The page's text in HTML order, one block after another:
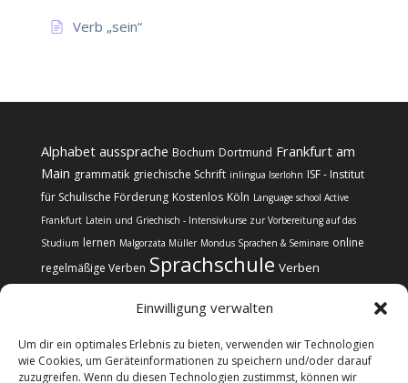
Einwilligung verwalten
Um dir ein optimales Erlebnis zu bieten, verwenden wir Technologien
wie Cookies, um Geräteinformationen zu speichern und/oder darauf
zuzugreifen. Wenn du diesen Technologien zustimmst, können wir
Verb „sein“
Alphabet aussprache Bochum Dortmund Frankfurt am
Main grammatik griechische Schrift inlingua Iserlohn ISF - Institut
für Schulische Förderung Kostenlos Köln Language school Active
Frankfurt Latein und Griechisch - Intensivkurse zur Vorbereitung auf das
Studium lernen Malgorzata Müller Mondus Sprachen & Seminare online
regelmäßige Verben Sprachschule Verben
Kontakt Impressum Datenschutz